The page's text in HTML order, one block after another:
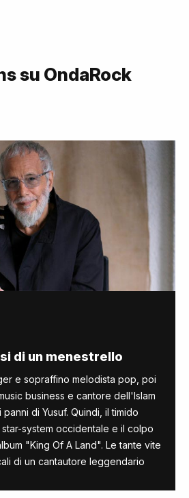
su OndaRock
di un menestrello
e sopraffino melodista pop, poi
business e cantore dell'Islam
di Yusuf. Quindi, il timido
system occidentale e il colpo
"King Of A Land". Le tante vite
di un cantautore leggendario